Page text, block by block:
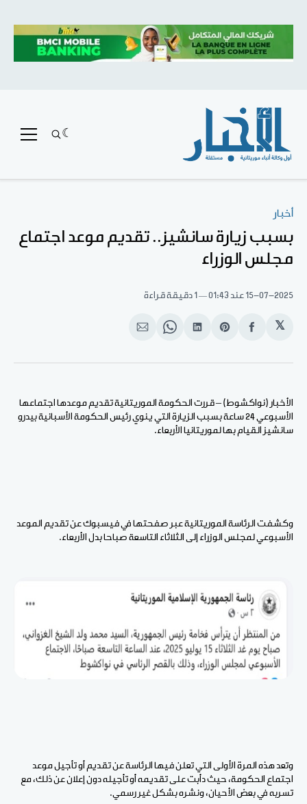
أخبار
بسبب زيارة سانشيز.. تقديم موعد اجتماع
مجلس الوزراء
15-07-2025 عند 01:43 1 دقيقة قراءة
𝕏
انشر
الفيسبوك
Share
Pinterest
انشر
لينكد
Share
WhatsApp
انشر
الإيميل
الأخبار (نواكشوط) – قررت الحكومة الموريتانية تقديم موعدها اجتماعها
الأسبوعي 24 ساعة بسبب الزيارة التي ينوي رئيس الحكومة الأسبانية بيدرو
سانشيز القيام بها لموريتانيا الأربعاء.
وكشفت الرئاسة الموريتانية عبر صفحتها في فيسبوك عن تقديم الموعد
الأسبوعي لمجلس الوزراء إلى الثلاثاء التاسعة صباحا بدل الأربعاء.
وتعد هذه المرة الأولى التي تعلن فيها الرئاسة عن تقديم أو تأجيل موعد
اجتماع الحكومة، حيث دأبت على تقديمه أو تأجيله دون إعلان عن ذلك، مع
تسربه في بعض الأحيان، ونشره بشكل غير رسمي.